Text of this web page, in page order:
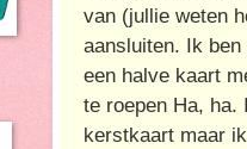
van (jullie weten
aansluiten. Ik
een halve kaart
te roepen Ha, ha.
kerstkaart maar